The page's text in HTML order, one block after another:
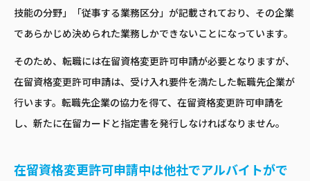
技能の分野」「従事する業務区分」が記載されており、その企業
であらかじめ決められた業務しかできないことになっています。
そのため、転職には在留資格変更許可申請が必要となりますが、
在留資格変更許可申請は、受け入れ要件を満たした転職先企業が
行います。転職先企業の協力を得て、在留資格変更許可申請を
し、新たに在留カードと指定書を発行しなければなりません。
在留資格変更許可申請中は他社でアルバイトがで